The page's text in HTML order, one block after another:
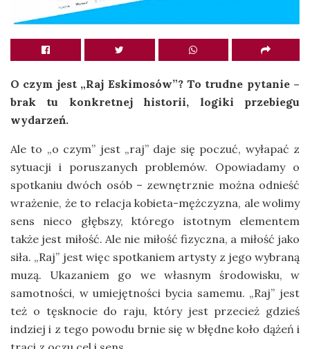
O czym jest „Raj Eskimosów”? To trudne pytanie –
brak tu konkretnej historii, logiki przebiegu
wydarzeń.
Ale to „o czym” jest „raj” daje się poczuć, wyłapać z
sytuacji i poruszanych problemów. Opowiadamy o
spotkaniu dwóch osób – zewnętrznie można odnieść
wrażenie, że to relacja kobieta-mężczyzna, ale wolimy
sens nieco głębszy, którego istotnym elementem
także jest miłość. Ale nie miłość fizyczna, a miłość jako
siła. „Raj” jest więc spotkaniem artysty z jego wybraną
muzą. Ukazaniem go we własnym środowisku, w
samotności, w umiejętności bycia samemu. „Raj” jest
też o tęsknocie do raju, który jest przecież gdzieś
indziej i z tego powodu brnie się w błędne koło dążeń i